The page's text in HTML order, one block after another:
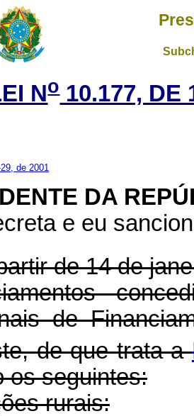
No10.177, DE
de 2001
DA
e eu
de 14 de
de
de que trata a
os seguintes:
rurais: